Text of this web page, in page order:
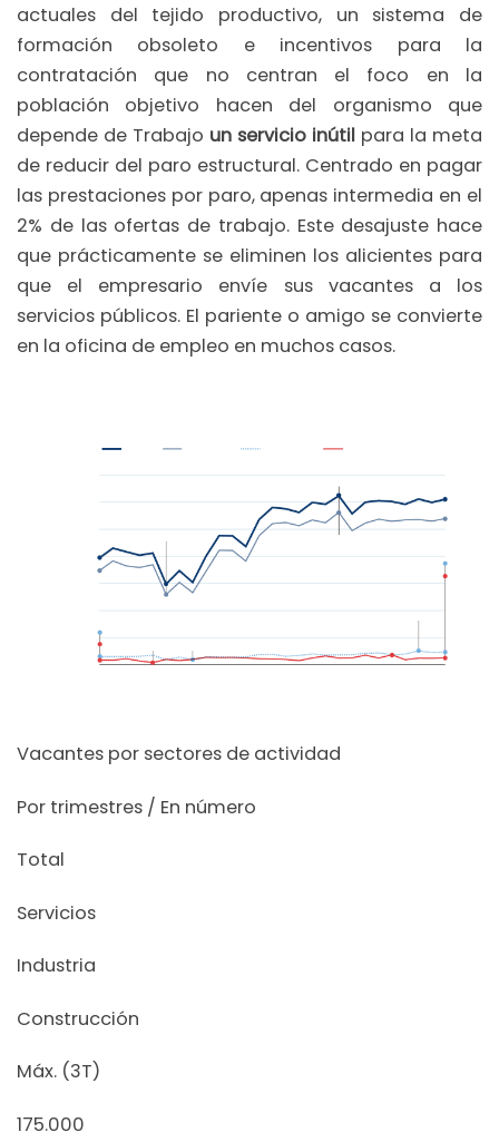
actuales del tejido productivo, un sistema de
formación obsoleto e incentivos para la
contratación que no centran el foco en la
población objetivo hacen del organismo que
depende de Trabajo un servicio inútil para la meta
de reducir del paro estructural. Centrado en pagar
las prestaciones por paro, apenas intermedia en el
2% de las ofertas de trabajo. Este desajuste hace
que prácticamente se eliminen los alicientes para
que el empresario envíe sus vacantes a los
servicios públicos. El pariente o amigo se convierte
en la oficina de empleo en muchos casos.
Vacantes por sectores de actividad
Por trimestres / En número
Total
Servicios
Industria
Construcción
Máx. (3T)
175.000